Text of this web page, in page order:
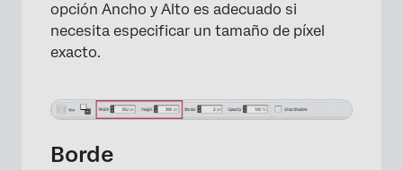
×
opción Ancho y Alto es adecuado si
necesita especificar un tamaño de píxel
exacto.
Borde